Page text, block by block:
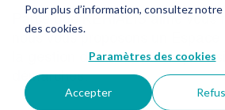
Pour plus d’information, consultez notre
des cookies.
Paramètres des cookies
Accepter
Parce que KERIALIS aime
nous vous proposons un
la gestion de vos contrats pour
démarches.